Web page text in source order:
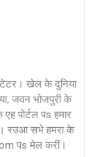
खेल के दुनिया
जवन भोजपुरी के
पोर्टल पs हमार
रउआ सभे हमरा के
पs मेल करीं।